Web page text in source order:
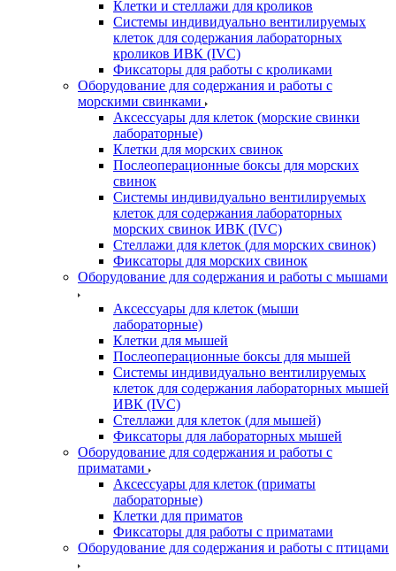
Клетки и стеллажи для кроликов
Системы индивидуально вентилируемых
клеток для содержания лабораторных
кроликов ИВК (IVC)
Фиксаторы для работы с кроликами
Оборудование для содержания и работы с
морскими свинками
Аксессуары для клеток (морские свинки
лабораторные)
Клетки для морских свинок
Послеоперационные боксы для морских
свинок
Системы индивидуально вентилируемых
клеток для содержания лабораторных
морских свинок ИВК (IVC)
Стеллажи для клеток (для морских свинок)
Фиксаторы для морских свинок
Оборудование для содержания и работы с мышами
Аксессуары для клеток (мыши
лабораторные)
Клетки для мышей
Послеоперационные боксы для мышей
Системы индивидуально вентилируемых
клеток для содержания лабораторных мышей
ИВК (IVC)
Стеллажи для клеток (для мышей)
Фиксаторы для лабораторных мышей
Оборудование для содержания и работы с
приматами
Аксессуары для клеток (приматы
лабораторные)
Клетки для приматов
Фиксаторы для работы с приматами
Оборудование для содержания и работы с птицами